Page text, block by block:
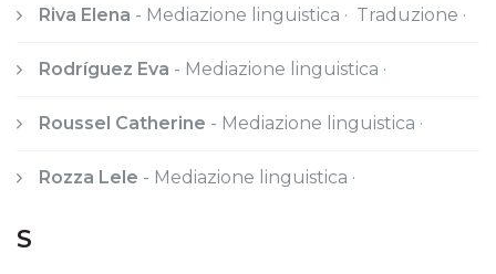
Riva Elena - Mediazione linguistica · Traduzione ·
Rodríguez Eva - Mediazione linguistica ·
Roussel Catherine - Mediazione linguistica ·
Rozza Lele - Mediazione linguistica ·
S